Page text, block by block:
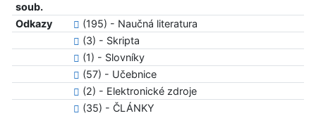
soub.
Odkazy
(195) - Naučná literatura
(3) - Skripta
(1) - Slovníky
(57) - Učebnice
(2) - Elektronické zdroje
(35) - ČLÁNKY